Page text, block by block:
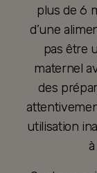
plus de 6
d’une
pas être
maternel
des
utilisation